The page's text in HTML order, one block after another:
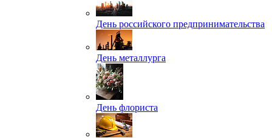
День российского предпринимательства
День металлурга
День флориста